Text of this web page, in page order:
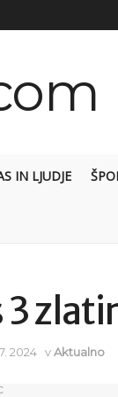
IN LJUDJE
3
2024 vAktualno